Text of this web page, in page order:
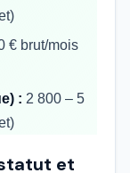
€ brut/mois
: 2 800 – 5
et